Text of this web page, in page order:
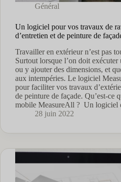
Général
Un logiciel pour vos travaux de
d’entretien et de peinture de
Travailler en extérieur n’est pas
Surtout lorsque l’on doit
ou y ajouter des dimensions, et
aux intempéries. Le logiciel
pour faciliter vos travaux
de peinture de façade. Qu’est-ce
mobile MeasureAll ? Un
28 juin 2022